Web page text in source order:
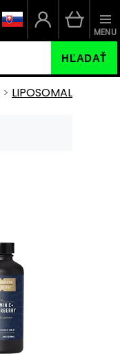
HĽADAŤ
MENU
LIPOSOMAL